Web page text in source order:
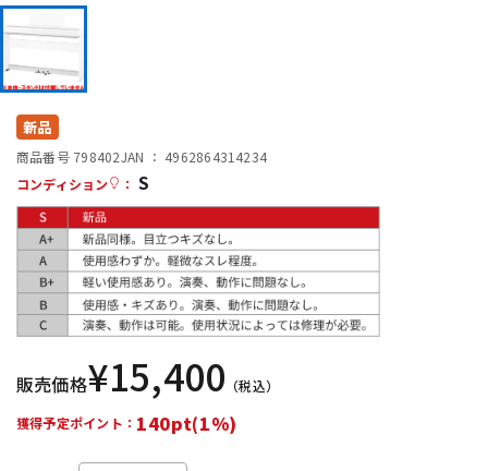
新品
商品番号 798402JAN ： 4962864314234
コンディション
： S
販売価格¥15,400 （税込）
獲得予定ポイント： 140pt(1%)